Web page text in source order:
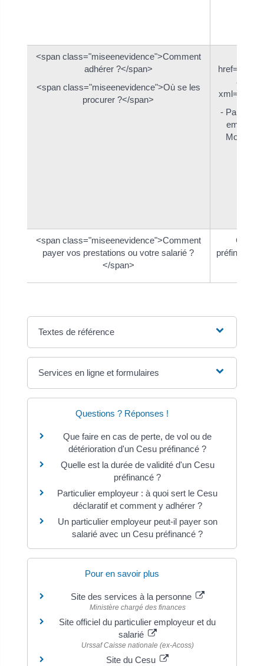
<span class="miseenevidence">Comment
adhérer ?</span>
<span class="miseenevidence">Où se les
procurer ?</span>
a-
- Par
emploi
Montat -
<span class="miseenevidence">Comment
payer vos prestations ou votre salarié ?
</span>
préfinancé
Textes de référence
Services en ligne et formulaires
Questions ? Réponses !
Que faire en cas de perte, de vol ou de
détérioration d'un Cesu préfinancé ?
Quelle est la durée de validité d'un Cesu
préfinancé ?
Particulier employeur : à quoi sert le Cesu
déclaratif et comment y adhérer ?
Un particulier employeur peut-il payer son
salarié avec un Cesu préfinancé ?
Pour en savoir plus
Site des services à la personne
Ministère chargé des finances
Site officiel du particulier employeur et du
salarié
Urssaf Caisse nationale (ex-Acoss)
Site du Cesu